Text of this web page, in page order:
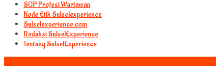
S0P Profesi Wartawan
Kode Etik Sulselexperience
Sulselexperience.com
Redaksi SulselExperience
Tentang SulselExperience